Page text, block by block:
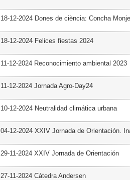
18-12-2024 Dones de ciència: Concha Monje
18-12-2024 Felices fiestas 2024
11-12-2024 Reconocimiento ambiental 2023
11-12-2024 Jornada Agro-Day24
10-12-2024 Neutralidad climática urbana
04-12-2024 XXIV Jornada de Orientación.
29-11-2024 XXIV Jornada de Orientación
27-11-2024 Cátedra Andersen